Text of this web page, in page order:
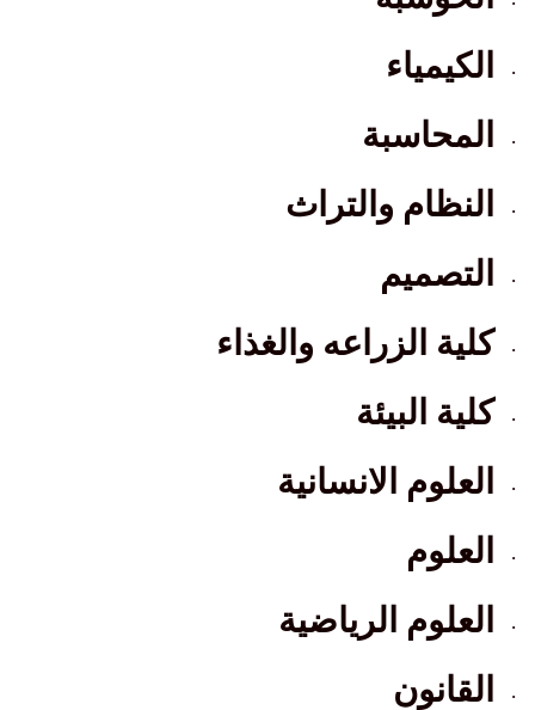
· الكيمياء
· المحاسبة
· النظام والتراث
· التصميم
· كلية الزراعه والغذاء
· كلية البيئة
· العلوم الانسانية
· العلوم
· العلوم الرياضية
· القانون